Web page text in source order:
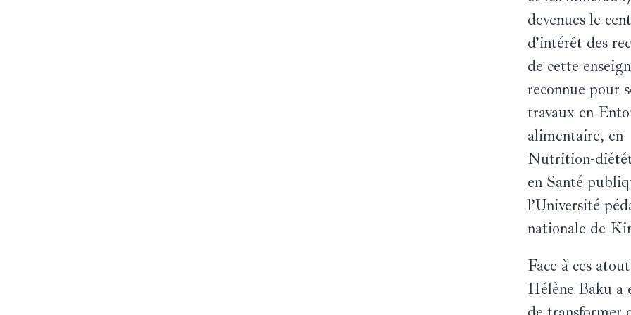
devenues le
d’intérêt des
de cette
reconnue pour
travaux en
alimentaire, en
Nutrition-
en Santé
l’Université
nationale de
Face à ces
Hélène Baku a